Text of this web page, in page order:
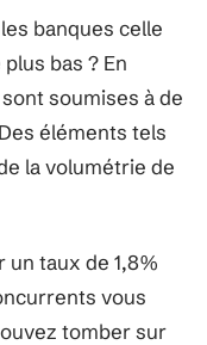
banques celle
bas ? En
soumises à de
éléments tels
la volumétrie de
taux de 1,8%
vous
tomber sur